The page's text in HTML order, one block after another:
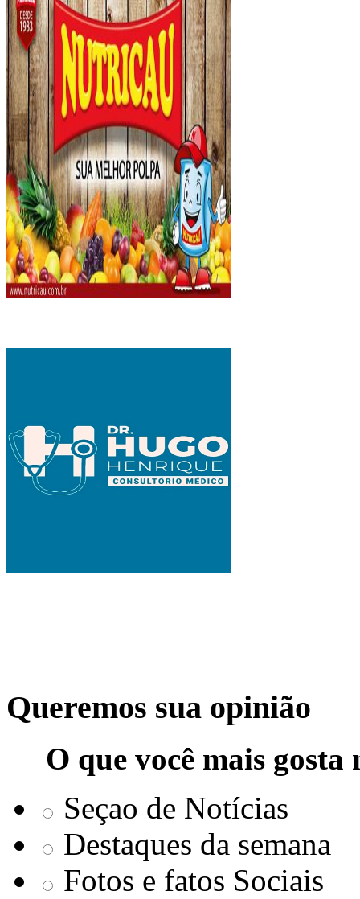
Queremos sua opinião
O que você mais
Seçao de Notícias
Destaques da semana
Fotos e fatos Sociais